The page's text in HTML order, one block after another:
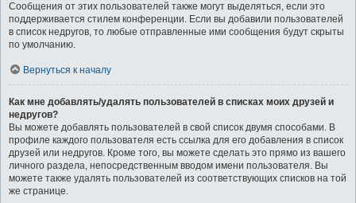
Сообщения от этих пользователей также могут выделяться, если это
поддерживается стилем конференции. Если вы добавили пользователей
в список недругов, то любые отправленные ими сообщения будут скрыты
по умолчанию.
Вернуться к началу
Как мне добавлять/удалять пользователей в списках моих друзей и
недругов?
Вы можете добавлять пользователей в свой список двумя способами. В
профиле каждого пользователя есть ссылка для его добавления в список
друзей или недругов. Кроме того, вы можете сделать это прямо из вашего
личного раздела, непосредственным вводом имени пользователя. Вы
можете также удалять пользователей из соответствующих списков на той
же странице.